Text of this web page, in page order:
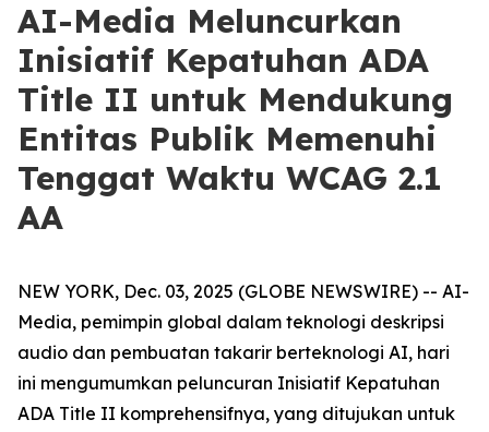
AI-Media Meluncurkan
Inisiatif Kepatuhan ADA
Title II untuk Mendukung
Entitas Publik Memenuhi
Tenggat Waktu WCAG 2.1
AA
NEW YORK, Dec. 03, 2025 (GLOBE NEWSWIRE) -- AI-
Media, pemimpin global dalam teknologi deskripsi
audio dan pembuatan takarir berteknologi AI, hari
ini mengumumkan peluncuran Inisiatif Kepatuhan
ADA Title II komprehensifnya, yang ditujukan untuk